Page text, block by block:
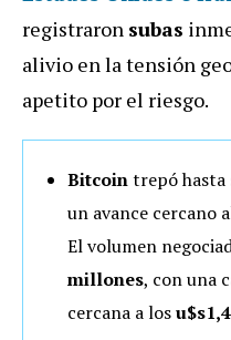
registraron subas
alivio en la tensión
apetito por el riesgo.
Bitcointrepó hasta
un avance cercano
El volumen
millones, con una
cercana a los